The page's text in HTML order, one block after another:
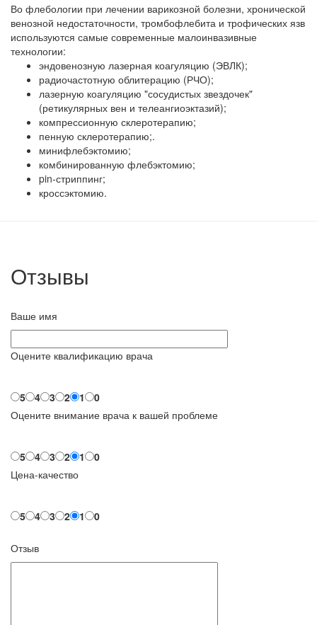
Во флебологии при лечении варикозной болезни, хронической
венозной недостаточности, тромбофлебита и трофических язв
используются самые современные малоинвазивные
технологии:
эндовенозную лазерная коагуляцию (ЭВЛК);
радиочастотную облитерацию (РЧО);
лазерную коагуляцию "сосудистых звездочек"
(ретикулярных вен и телеангиоэктазий);
компрессионную склеротерапию;
пенную склеротерапию;.
минифлебэктомию;
комбинированную флебэктомию;
pin-стриппинг;
кроссэктомию.
Отзывы
Ваше имя
Оцените квалификацию врача
5 4 3 2 1
0
Оцените внимание врача к вашей проблеме
5 4 3 2 1
0
Цена-качество
5 4 3 2 1 0
Отзыв